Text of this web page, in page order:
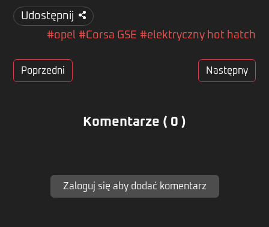
Udostępnij
#opel #Corsa GSE #elektryczny hot hatch
Poprzedni Następny
Komentarze ( 0 )
Zaloguj się aby dodać komentarz